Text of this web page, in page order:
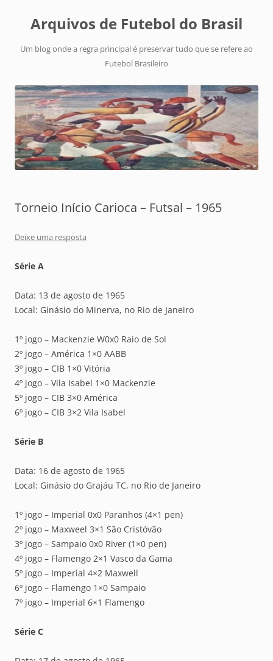
Arquivos de Futebol do Brasil
Um blog onde a regra principal é preservar tudo que se refere ao
Futebol Brasileiro
Torneio Início Carioca – Futsal – 1965
Deixe uma resposta
Série A
Data: 13 de agosto de 1965
Local: Ginásio do Minerva, no Rio de Janeiro
1º jogo – Mackenzie W0x0 Raio de Sol
2º jogo – América 1×0 AABB
3º jogo – CIB 1×0 Vitória
4º jogo – Vila Isabel 1×0 Mackenzie
5º jogo – CIB 3×0 América
6º jogo – CIB 3×2 Vila Isabel
Série B
Data: 16 de agosto de 1965
Local: Ginásio do Grajáu TC, no Rio de Janeiro
1º jogo – Imperial 0x0 Paranhos (4×1 pen)
2º jogo – Maxweel 3×1 São Cristóvão
3º jogo – Sampaio 0x0 River (1×0 pen)
4º jogo – Flamengo 2×1 Vasco da Gama
5º jogo – Imperial 4×2 Maxwell
6º jogo – Flamengo 1×0 Sampaio
7º jogo – Imperial 6×1 Flamengo
Série C